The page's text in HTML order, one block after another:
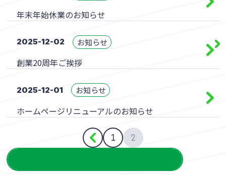
年末年始休業のお知らせ
2025-12-02 お知らせ
創業20周年ご挨拶
2025-12-01 お知らせ
ホームページリニューアルのお知らせ
1 2